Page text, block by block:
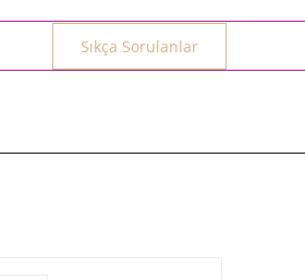
Sıkça Sorulanlar